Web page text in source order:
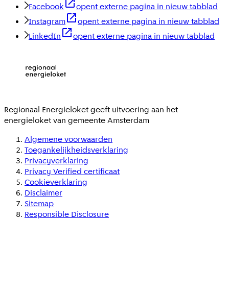
Facebook
opent externe pagina in nieuw tabblad
Instagram
opent externe pagina in nieuw tabblad
LinkedIn
opent externe pagina in nieuw tabblad
Regionaal Energieloketgeeft uitvoering aan het
energieloket van gemeenteAmsterdam
Algemene voorwaarden
Toegankelijkheidsverklaring
Privacyverklaring
Privacy Verified certificaat
Cookieverklaring
Disclaimer
Sitemap
Responsible Disclosure